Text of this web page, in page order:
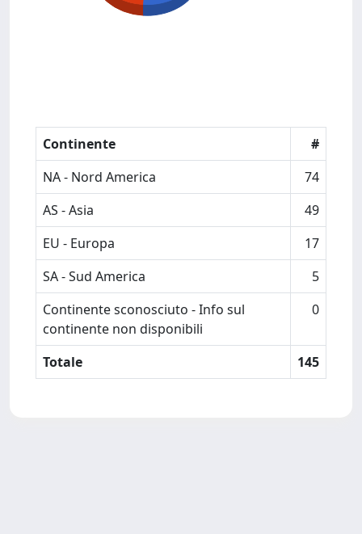
Continente
#
NA - Nord America
74
AS - Asia
49
EU - Europa
17
SA - Sud America
5
Continente sconosciuto - Info sul
continente non disponibili
0
Totale 145